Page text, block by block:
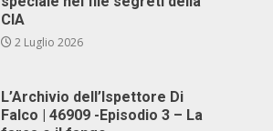
CIA
2 Luglio 2026
L’Archivio dell’Ispettore Di
Falco | 46909 -Episodio 3 – La